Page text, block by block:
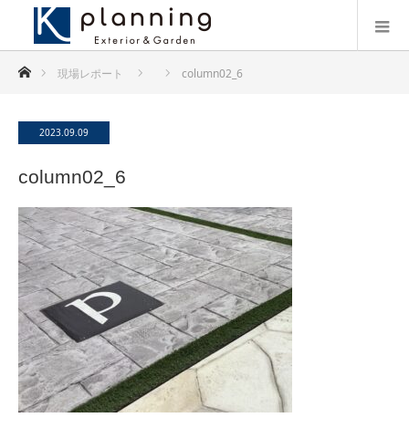
ホーム現場レポート column02_6
2023.09.09
column02_6